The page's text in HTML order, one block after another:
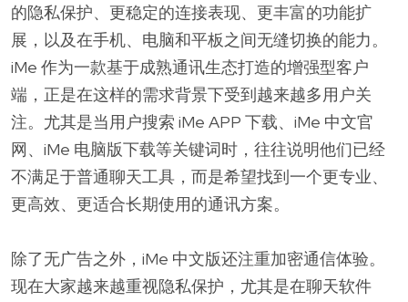
的隐私保护、更稳定的连接表现、更丰富的功能扩
展，以及在手机、电脑和平板之间无缝切换的能力。
iMe 作为一款基于成熟通讯生态打造的增强型客户
端，正是在这样的需求背景下受到越来越多用户关
注。尤其是当用户搜索 iMe APP 下载、iMe 中文官
网、iMe 电脑版下载等关键词时，往往说明他们已经
不满足于普通聊天工具，而是希望找到一个更专业、
更高效、更适合长期使用的通讯方案。
除了无广告之外，iMe 中文版还注重加密通信体验。
现在大家越来越重视隐私保护，尤其是在聊天软件